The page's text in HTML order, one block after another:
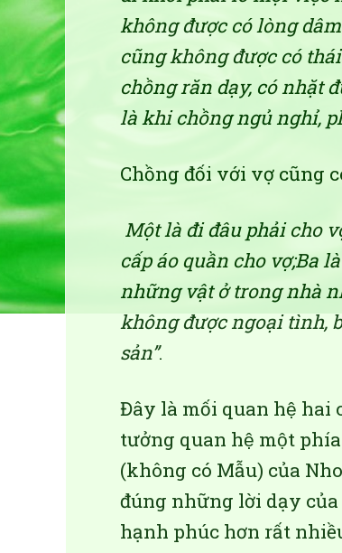
không được có lòng
cũng không được có
chồng răn dạy, có nhặt
là khi chồng ngủ nghỉ,
Chồng đối với vợ cũng
Một là đi đâu phải cho
cấp áo quần cho vợ;Ba
những vật ở trong nhà
không được ngoại tình,
sản”.
Đây là mối quan hệ hai
tưởng quan hệ một
(không có Mẫu) của
đúng những lời dạy
hạnh phúc hơn rất